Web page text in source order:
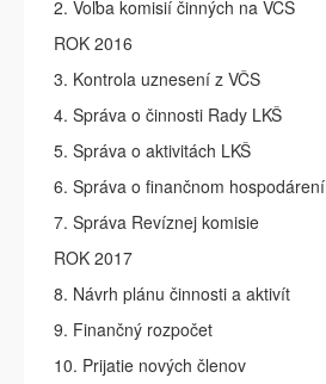
2. Voľba komisií činných na VČS
ROK 2016
3. Kontrola uznesení z VČS
4. Správa o činnosti Rady LKŠ
5. Správa o aktivitách LKŠ
6. Správa o finančnom hospodárení
7. Správa Revíznej komisie
ROK 2017
8. Návrh plánu činnosti a aktivít
9. Finančný rozpočet
10. Prijatie nových členov